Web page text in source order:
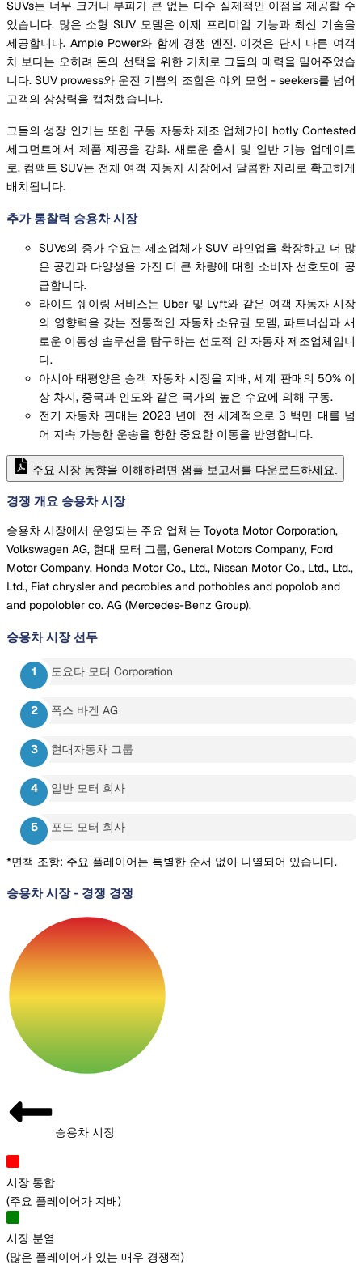
SUVs는 너무 크거나 부피가 큰 없는 다수 실제적인 이점을 제공할 수
있습니다. 많은 소형 SUV 모델은 이제 프리미엄 기능과 최신 기술을
제공합니다. Ample Power와 함께 경쟁 엔진. 이것은 단지 다른 여객
차 보다는 오히려 돈의 선택을 위한 가치로 그들의 매력을 밀어주었습
니다. SUV prowess와 운전 기쁨의 조합은 야외 모험 - seekers를 넘어
고객의 상상력을 캡처했습니다.
그들의 성장 인기는 또한 구동 자동차 제조 업체가이 hotly Contested
세그먼트에서 제품 제공을 강화. 새로운 출시 및 일반 기능 업데이트
로, 컴팩트 SUV는 전체 여객 자동차 시장에서 달콤한 자리로 확고하게
배치됩니다.
추가 통찰력 승용차 시장
SUVs의 증가 수요는 제조업체가 SUV 라인업을 확장하고 더 많
은 공간과 다양성을 가진 더 큰 차량에 대한 소비자 선호도에 공
급합니다.
라이드 쉐이링 서비스는 Uber 및 Lyft와 같은 여객 자동차 시장
의 영향력을 갖는 전통적인 자동차 소유권 모델, 파트너십과 새
로운 이동성 솔루션을 탐구하는 선도적 인 자동차 제조업체입니
다.
아시아 태평양은 승객 자동차 시장을 지배, 세계 판매의 50% 이
상 차지, 중국과 인도와 같은 국가의 높은 수요에 의해 구동.
전기 자동차 판매는 2023 년에 전 세계적으로 3 백만 대를 넘
어 지속 가능한 운송을 향한 중요한 이동을 반영합니다.
주요 시장 동향을 이해하려면 샘플 보고서를 다운로드하세요.
경쟁 개요 승용차 시장
승용차 시장에서 운영되는 주요 업체는 Toyota Motor Corporation,
Volkswagen AG, 현대 모터 그룹, General Motors Company, Ford
Motor Company, Honda Motor Co., Ltd., Nissan Motor Co., Ltd., Ltd.,
Ltd., Fiat chrysler and pecrobles and pothobles and popolob and
and popolobler co. AG (Mercedes-Benz Group).
승용차 시장 선두
도요타 모터 Corporation
폭스 바겐 AG
현대자동차 그룹
일반 모터 회사
포드 모터 회사
*면책 조항: 주요 플레이어는 특별한 순서 없이 나열되어 있습니다.
승용차 시장- 경쟁 경쟁
승용차 시장
시장 통합
(주요 플레이어가 지배)
시장 분열
(많은 플레이어가 있는 매우 경쟁적)